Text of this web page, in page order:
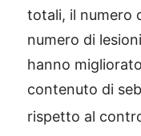
totali, il numero
numero di
hanno
contenuto di
rispetto al